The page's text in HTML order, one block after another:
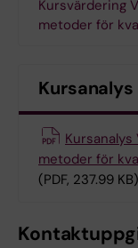
Kursvärdering
metoder för
Kursanalys
metoder för
(PDF, 237.99 KB)